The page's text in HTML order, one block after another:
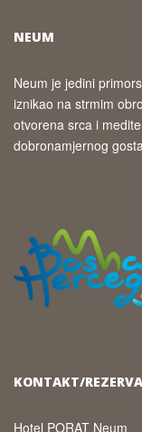
NEUM
Neum je jedini
iznikao na strmim
otvorena srca i
dobronamjernog
KONTAKT/
Hotel PORAT Neum